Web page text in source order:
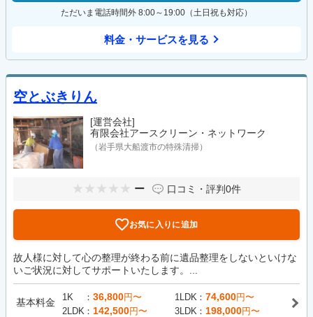
ただいま電話時間外 8:00～19:00（土日祝も対応）
料金・サービスを見る
空とぶきりん
[運営会社]
有限会社アースクリーン・ネットワーク
（岩手県大船渡市の特殊清掃）
ー 口コミ・評判0件
お気に入りに追加
故人様に対して心の整理が終わる前に遺品整理をしないといけな
いご状況に対してサポートいたします。...
基本料金 1K 36,800円〜 1LDK 74,600円〜
2LDK
142,500円〜 3LDK 198,000円〜